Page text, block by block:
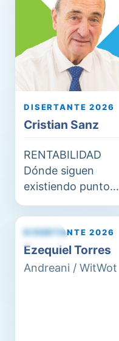
DISERTANTE 2026
Cristian Sanz
RENTABILIDAD
Dónde siguen
existiendo puntos
logística argentina
ET
DISERTANTE 2026
Ezequiel Torres
Andreani / WitWot